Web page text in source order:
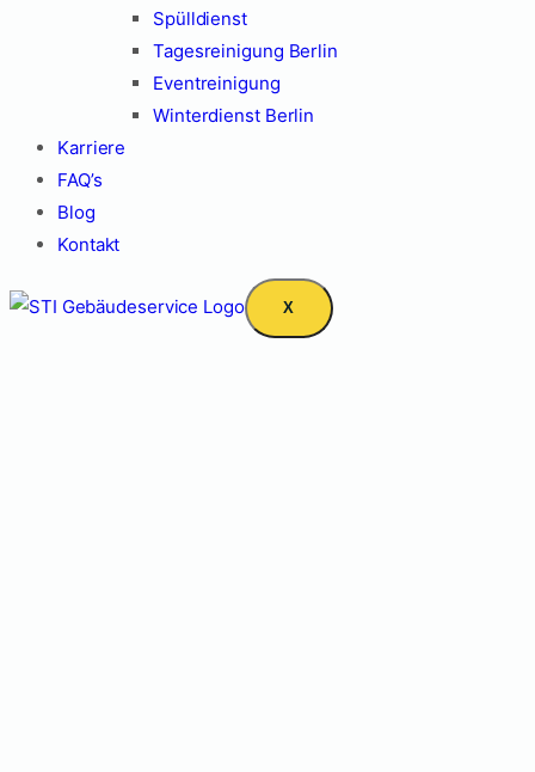
Spülldienst
Tagesreinigung Berlin
Eventreinigung
Winterdienst Berlin
Karriere
FAQ’s
Blog
Kontakt
X